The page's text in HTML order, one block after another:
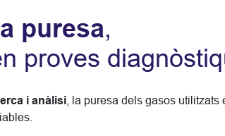
puresa,
proves
i anàlisi , la puresa dels gasos